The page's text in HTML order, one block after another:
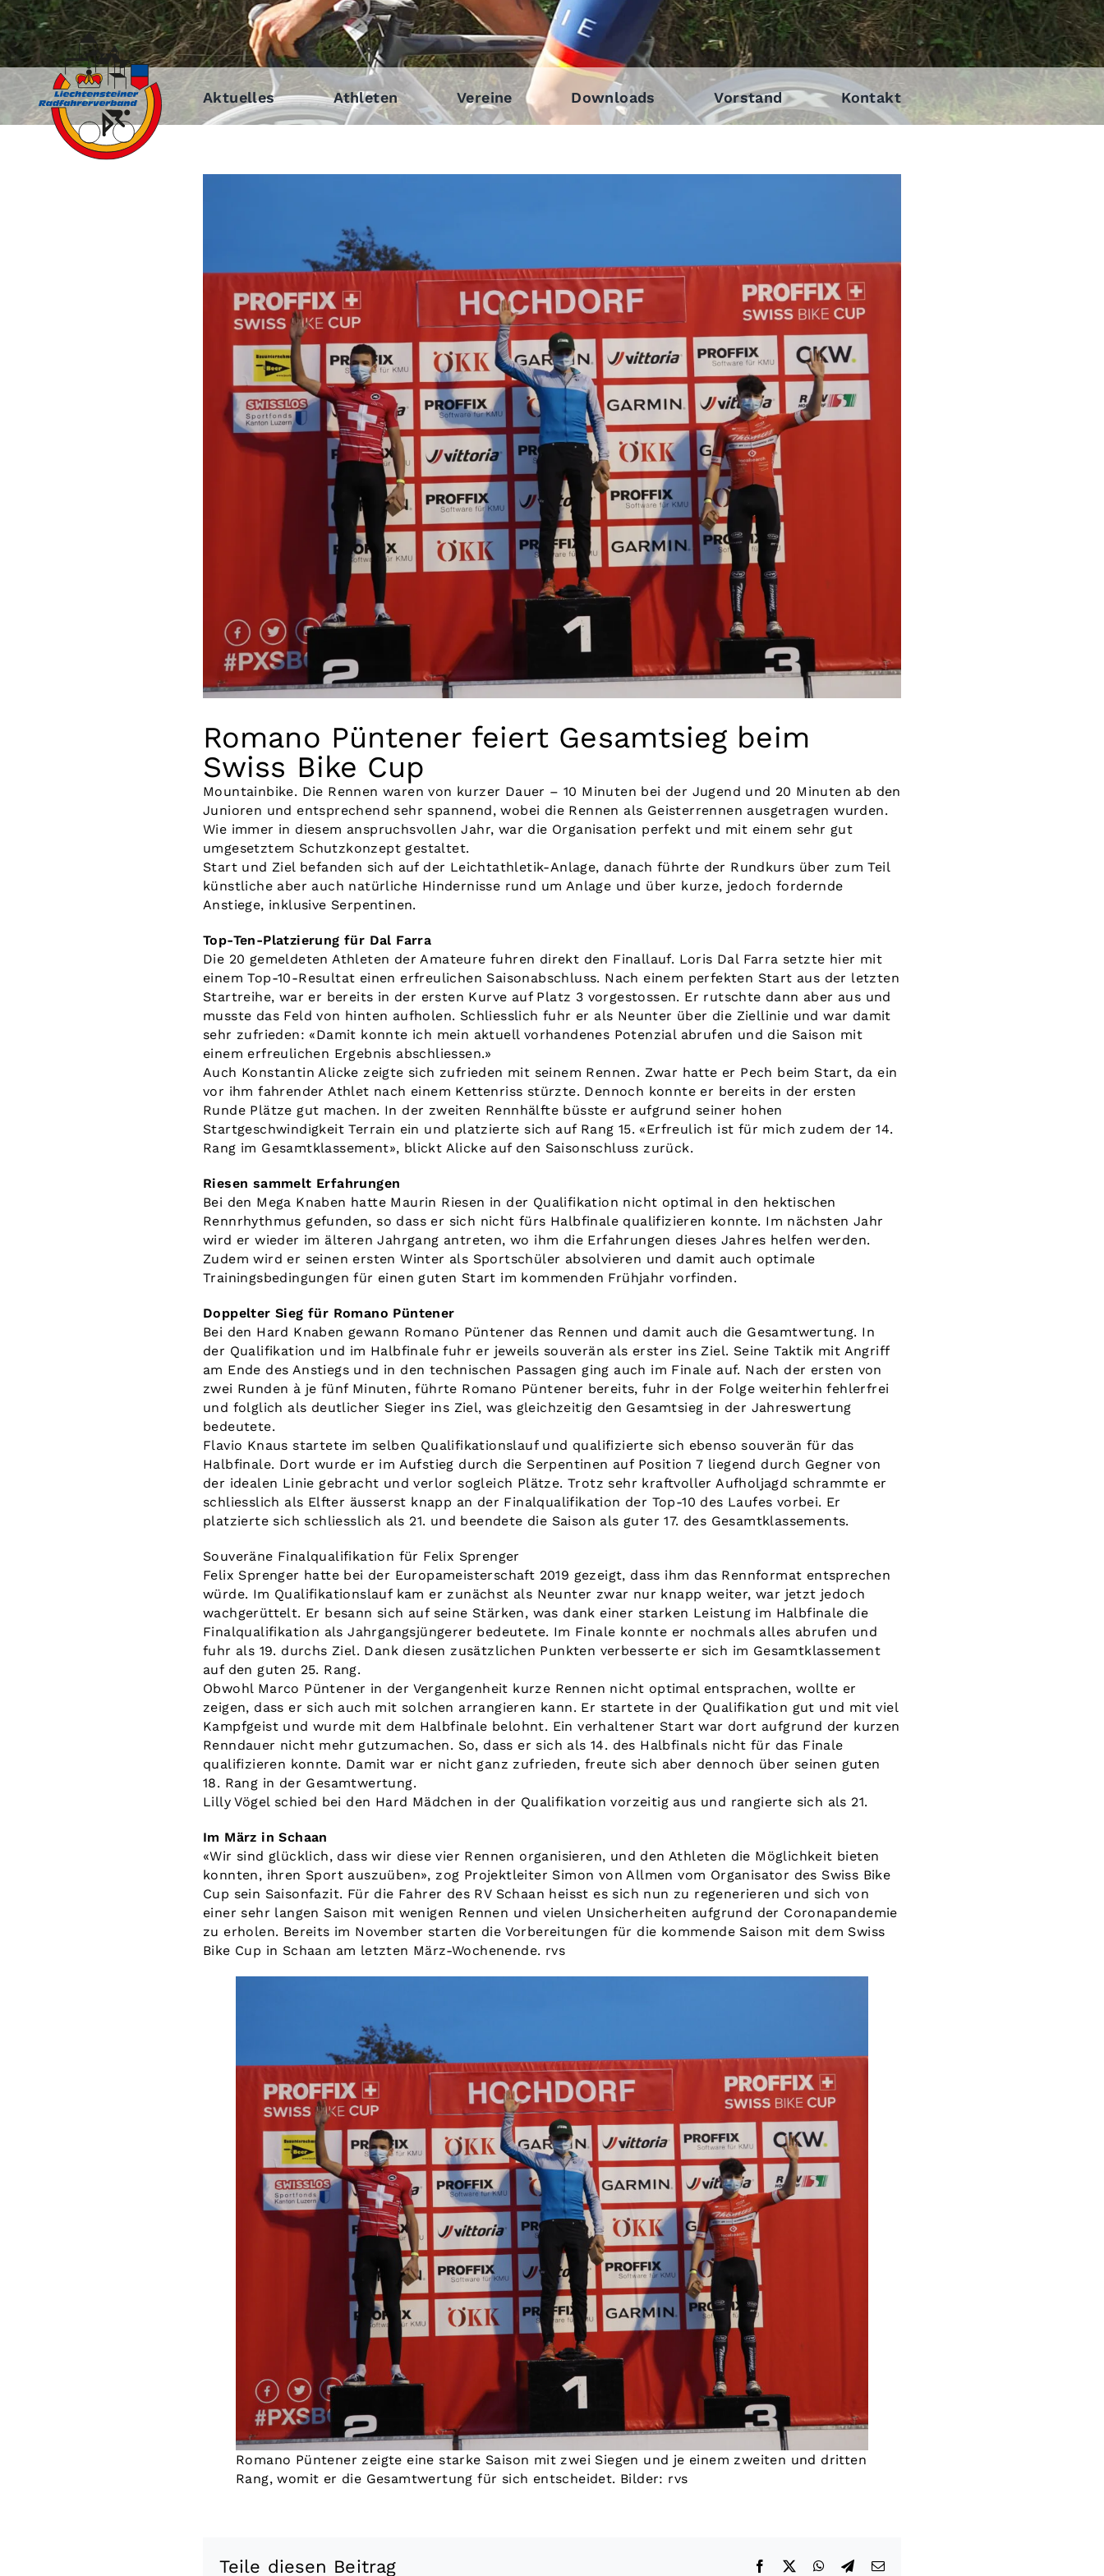
Aktuelles Athleten Vereine Downloads Vorstand Kontakt
Romano Püntener feiert Gesamtsieg beim
Swiss Bike Cup
Mountainbike. Die Rennen waren von kurzer Dauer – 10 Minuten bei der Jugend und 20 Minuten ab den
Junioren und entsprechend sehr spannend, wobei die Rennen als Geisterrennen ausgetragen wurden.
Wie immer in diesem anspruchsvollen Jahr, war die Organisation perfekt und mit einem sehr gut
umgesetztem Schutzkonzept gestaltet.
Start und Ziel befanden sich auf der Leichtathletik-Anlage, danach führte der Rundkurs über zum Teil
künstliche aber auch natürliche Hindernisse rund um Anlage und über kurze, jedoch fordernde
Anstiege, inklusive Serpentinen.
Top-Ten-Platzierung für Dal Farra
Die 20 gemeldeten Athleten der Amateure fuhren direkt den Finallauf. Loris Dal Farra setzte hier mit
einem Top-10-Resultat einen erfreulichen Saisonabschluss. Nach einem perfekten Start aus der letzten
Startreihe, war er bereits in der ersten Kurve auf Platz 3 vorgestossen. Er rutschte dann aber aus und
musste das Feld von hinten aufholen. Schliesslich fuhr er als Neunter über die Ziellinie und war damit
sehr zufrieden: «Damit konnte ich mein aktuell vorhandenes Potenzial abrufen und die Saison mit
einem erfreulichen Ergebnis abschliessen.»
Auch Konstantin Alicke zeigte sich zufrieden mit seinem Rennen. Zwar hatte er Pech beim Start, da ein
vor ihm fahrender Athlet nach einem Kettenriss stürzte. Dennoch konnte er bereits in der ersten
Runde Plätze gut machen. In der zweiten Rennhälfte büsste er aufgrund seiner hohen
Startgeschwindigkeit Terrain ein und platzierte sich auf Rang 15. «Erfreulich ist für mich zudem der 14.
Rang im Gesamtklassement», blickt Alicke auf den Saisonschluss zurück.
Riesen sammelt Erfahrungen
Bei den Mega Knaben hatte Maurin Riesen in der Qualifikation nicht optimal in den hektischen
Rennrhythmus gefunden, so dass er sich nicht fürs Halbfinale qualifizieren konnte. Im nächsten Jahr
wird er wieder im älteren Jahrgang antreten, wo ihm die Erfahrungen dieses Jahres helfen werden.
Zudem wird er seinen ersten Winter als Sportschüler absolvieren und damit auch optimale
Trainingsbedingungen für einen guten Start im kommenden Frühjahr vorfinden.
Doppelter Sieg für Romano Püntener
Bei den Hard Knaben gewann Romano Püntener das Rennen und damit auch die Gesamtwertung. In
der Qualifikation und im Halbfinale fuhr er jeweils souverän als erster ins Ziel. Seine Taktik mit Angriff
am Ende des Anstiegs und in den technischen Passagen ging auch im Finale auf. Nach der ersten von
zwei Runden à je fünf Minuten, führte Romano Püntener bereits, fuhr in der Folge weiterhin fehlerfrei
und folglich als deutlicher Sieger ins Ziel, was gleichzeitig den Gesamtsieg in der Jahreswertung
bedeutete.
Flavio Knaus startete im selben Qualifikationslauf und qualifizierte sich ebenso souverän für das
Halbfinale. Dort wurde er im Aufstieg durch die Serpentinen auf Position 7 liegend durch Gegner von
der idealen Linie gebracht und verlor sogleich Plätze. Trotz sehr kraftvoller Aufholjagd schrammte er
schliesslich als Elfter äusserst knapp an der Finalqualifikation der Top-10 des Laufes vorbei. Er
platzierte sich schliesslich als 21. und beendete die Saison als guter 17. des Gesamtklassements.
Souveräne Finalqualifikation für Felix Sprenger
Felix Sprenger hatte bei der Europameisterschaft 2019 gezeigt, dass ihm das Rennformat entsprechen
würde. Im Qualifikationslauf kam er zunächst als Neunter zwar nur knapp weiter, war jetzt jedoch
wachgerüttelt. Er besann sich auf seine Stärken, was dank einer starken Leistung im Halbfinale die
Finalqualifikation als Jahrgangsjüngerer bedeutete. Im Finale konnte er nochmals alles abrufen und
fuhr als 19. durchs Ziel. Dank diesen zusätzlichen Punkten verbesserte er sich im Gesamtklassement
auf den guten 25. Rang.
Obwohl Marco Püntener in der Vergangenheit kurze Rennen nicht optimal entsprachen, wollte er
zeigen, dass er sich auch mit solchen arrangieren kann. Er startete in der Qualifikation gut und mit viel
Kampfgeist und wurde mit dem Halbfinale belohnt. Ein verhaltener Start war dort aufgrund der kurzen
Renndauer nicht mehr gutzumachen. So, dass er sich als 14. des Halbfinals nicht für das Finale
qualifizieren konnte. Damit war er nicht ganz zufrieden, freute sich aber dennoch über seinen guten
18. Rang in der Gesamtwertung.
Lilly Vögel schied bei den Hard Mädchen in der Qualifikation vorzeitig aus und rangierte sich als 21.
Im März in Schaan
«Wir sind glücklich, dass wir diese vier Rennen organisieren, und den Athleten die Möglichkeit bieten
konnten, ihren Sport auszuüben», zog Projektleiter Simon von Allmen vom Organisator des Swiss Bike
Cup sein Saisonfazit. Für die Fahrer des RV Schaan heisst es sich nun zu regenerieren und sich von
einer sehr langen Saison mit wenigen Rennen und vielen Unsicherheiten aufgrund der Coronapandemie
zu erholen. Bereits im November starten die Vorbereitungen für die kommende Saison mit dem Swiss
Bike Cup in Schaan am letzten März-Wochenende. rvs
Romano Püntener zeigte eine starke Saison mit zwei Siegen und je einem zweiten und dritten
Rang, womit er die Gesamtwertung für sich entscheidet. Bilder: rvs
Teile diesen Beitrag Facebook WhatsApp
Telegram
E-